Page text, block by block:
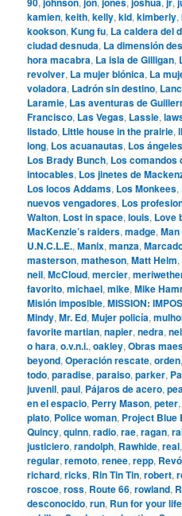
kamien,keith,kelly,kid,kimberly,
kookson,Kung fu, La caldera del
ciudad desnuda, La dimensión
hora macabra, La isla de Gilligan,
revolver, La mujer biónica, La
voladora, Ladrón sin destino,
Laramie, Las aventuras de
Francisco, Las Vegas, Lassie,
listado, Little house in the prairie,
long, Los acuanautas, Los
Los Brady Bunch, Los comandos
intocables, Los jinetes de
Los locos Addams, Los Monkees,
nuevos vengadores, Los
Walton, Lost in space,louis, Love
MacKenzie’s raiders,madge,
U.N.C.L.E.,Manix,manza,
masterson,matheson,Matt Helm,
neil,McCloud,mercier,
favorito,michael,mike,Mike
Misión imposible,MISSION:
Mindy,Mr. Ed,Mujer policía,
favorite martian,napier,nedra,
o hara,o.v.n.i.,oakley,Obras
beyond,Operación rescate,orden
todo,paradise,paraiso,parker,
juvenil,paul, Pájaros de acero,
en el espacio, Perry Mason,peter,
plato, Police woman, Project Blue
Quincy,quinn,radio,rae,ragan,
justiciero,randolph, Rawhide,real
regular,remoto,renee,repp,
richard,ricks, Rin Tin Tin,robert,
roscoe,ross, Route 66,rowland,
desconocido,run, Run for your life